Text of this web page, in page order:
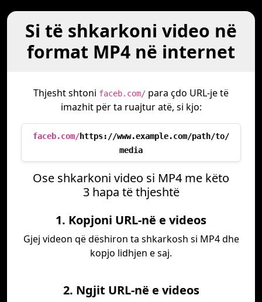
Si të shkarkoni video në
format MP4 në internet
Thjesht shtoni faceb.com/ para çdo URL-je të
imazhit për ta ruajtur atë, si kjo:
faceb.com/https://www.example.com/path/to/
media
Ose shkarkoni video si MP4 me këto
3 hapa të thjeshtë
1. Kopjoni URL-në e videos
Gjej videon që dëshiron ta shkarkosh si MP4 dhe
kopjo lidhjen e saj.
2. Ngjit URL-në e videos